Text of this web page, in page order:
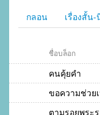
กลอน เรื่องสั้น-
ชื่อบล็อก
คนคุ้ยคำ
ขอความช่วย
ตามรอยพระ